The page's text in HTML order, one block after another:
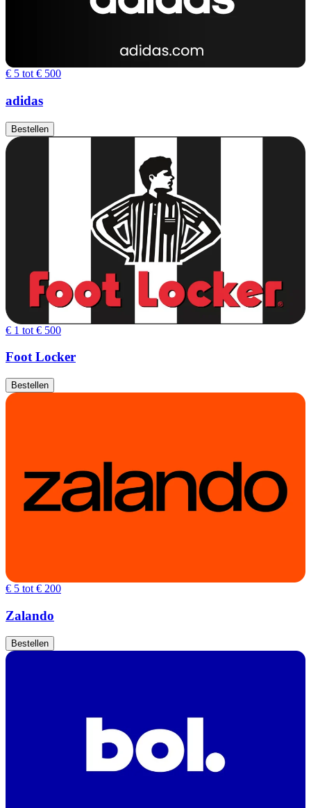
€ 5 tot € 500
adidas
Bestellen
€ 1 tot € 500
Foot Locker
Bestellen
€ 5 tot € 200
Zalando
Bestellen